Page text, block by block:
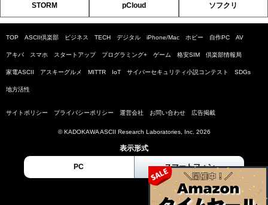
STORM pCloud ソフクリ
TOP ASCII倶楽部 ビジネス TECH デジタル iPhone/Mac ホビー 自作PC AV
アキバ スマホ スタートアップ プログラミング+ ゲーム 格安SIM 倶楽部情報局
家電ASCII アスキーグルメ MITTR IoT サイバーセキュリティ小説コンテスト SDGs
地方活性
サイトポリシー プライバシーポリシー 運営会社 お問い合わせ 広告掲載
© KADOKAWA ASCII Research Laboratories, Inc. 2026
表示形式
PC スマートフォン